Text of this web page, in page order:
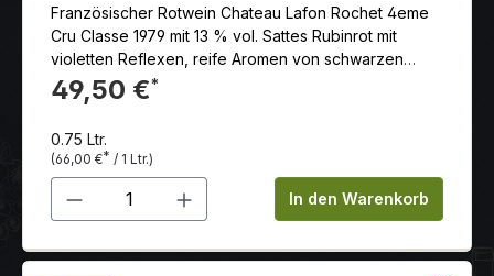
Französischer Rotwein Chateau Lafon Rochet 4eme
Cru Classe 1979 mit 13 % vol. Sattes Rubinrot mit
violetten Reflexen, reife Aromen von schwarzen
Beerenfrüchten; feinwürzige, süßliche
Holznoten, mineralisch, dichte Fruchtfülle, reifes,
Gemeinde Saint-Estèphe liegt auf der Halbinsel
Médoc, 50 km nördlich von Bordeaux.Klassifizierung:
Appellation Contrôlée entspricht einem
Qualitätswein bestimmter Anbaugebiete. Die
1855 offiziellen Klassifikation.Jahrgang: Ein
49,50 €*
0.75 Ltr.
(66,00 €* / 1 Ltr.)
Produkt Anzahl: Gib denIn den Warenkorb